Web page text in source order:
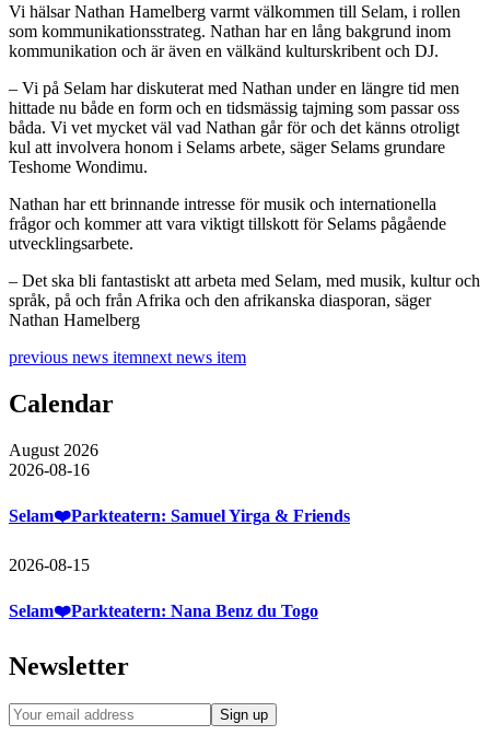
Vi hälsar Nathan Hamelberg varmt välkommen till Selam, i rollen
som kommunikationsstrateg. Nathan har en lång bakgrund inom
kommunikation och är även en välkänd kulturskribent och DJ.
– Vi på Selam har diskuterat med Nathan under en längre tid men
hittade nu både en form och en tidsmässig tajming som passar oss
båda. Vi vet mycket väl vad Nathan går för och det känns otroligt
kul att involvera honom i Selams arbete, säger Selams grundare
Teshome Wondimu.
Nathan har ett brinnande intresse för musik och internationella
frågor och kommer att vara viktigt tillskott för Selams pågående
utvecklingsarbete.
– Det ska bli fantastiskt att arbeta med Selam, med musik, kultur och
språk, på och från Afrika och den afrikanska diasporan, säger
Nathan Hamelberg
previous news itemnext news item
Calendar
August 2026
2026-08-16
Selam❤️Parkteatern: Samuel Yirga & Friends
2026-08-15
Selam❤️Parkteatern: Nana Benz du Togo
Newsletter